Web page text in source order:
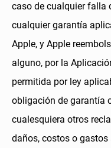
caso de cualquier falla
cualquier garantía
Apple, y Apple
alguno, por la
permitida por ley
obligación de garantía
cualesquiera otros
daños, costos o